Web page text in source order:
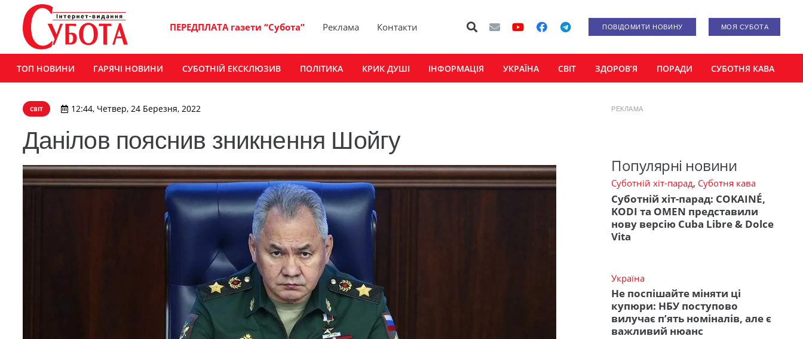
ПЕРЕДПЛАТА газети “Субота” Реклама Контакти ПОВІДОМИТИ НОВИНУ МОЯ СУБОТА
ТОП НОВИНИ ГАРЯЧІ НОВИНИ СУБОТНІЙ ЕКСКЛЮЗИВ ПОЛІТИКА КРИК ДУШІ ІНФОРМАЦІЯ УКРАЇНА СВІТ ЗДОРОВ’Я ПОРАДИ СУБОТНЯ КАВА
СВІТ 12:44, Четвер, 24 Березня, 2022
Данілов пояснив зникнення Шойгу
РЕКЛАМА
Популярні новини
Суботній хіт-парад, Суботня кава
Суботній хіт-парад: COKAINÉ,
KODI та OMEN представили
нову версію Cuba Libre & Dolce
Vita
Україна
Не поспішайте міняти ці
купюри: НБУ поступово
вилучає п’ять номіналів, але є
важливий нюанс